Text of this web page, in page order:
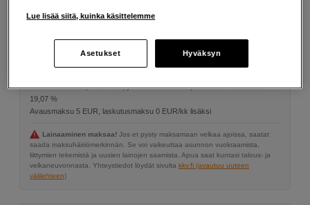
Maksa Svea-erämaksulla
Esimerkki: 36 kk, 9 EUR/kk, yhteensä 329 EUR, todellinen vuosikorko
19,07 %
Avausmaksu 5 EUR, laskutusmaksu 0 EUR/kk lisäksi
Lainaaminen maksaa! Jos et pysty maksamaan velkaa ajoissa, saatat
saada maksuhäiriömerkinnän. Se voi vaikeuttaa asunnon vuokraamista,
liittymien tekemistä ja uusien lainojen saamista. Apua saat kuntasi talous- ja
velkaneuvonnasta. Yhteystiedot löydät sivulta kkv.fi (avautuu uuteen
välilehteen)
Lue lisää siitä, kuinka käsittelemme
Asetukset Hyväksyn